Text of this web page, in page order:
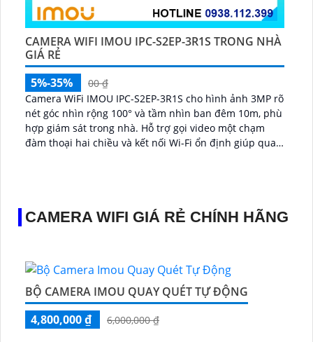
CAMERA WIFI IMOU IPC-S2EP-3R1S TRONG NHÀ
GIÁ RẺ
5%-35%
00 ₫
Camera WiFi IMOU IPC-S2EP-3R1S cho hình ảnh 3MP rõ
nét góc nhìn rộng 100° và tầm nhìn ban đêm 10m, phù
hợp giám sát trong nhà. Hỗ trợ gọi video một chạm
đàm thoại hai chiều và kết nối Wi-Fi ổn định giúp quan
CAMERA WIFI GIÁ RẺ CHÍNH HÃNG
BỘ CAMERA IMOU QUAY QUÉT TỰ ĐỘNG
4,800,000 ₫
6,000,000 ₫